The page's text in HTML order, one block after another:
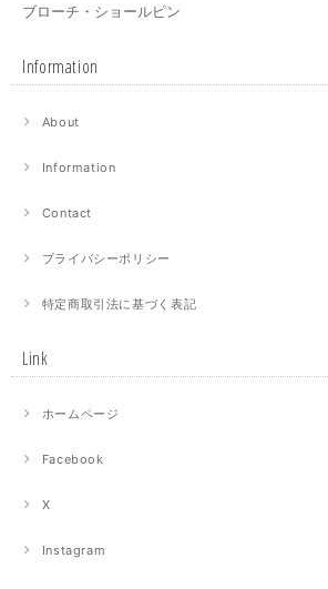
ブローチ・ショールピン
Information
About
Information
Contact
プライバシーポリシー
特定商取引法に基づく表記
Link
ホームページ
Facebook
X
Instagram